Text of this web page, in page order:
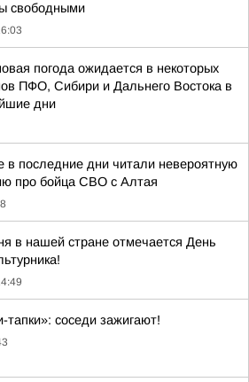
свободными
погода ожидается в некоторых
ПФО, Сибири и Дальнего Востока в
дни
в последние дни читали невероятную
про бойца СВО с Алтая
в нашей стране отмечается День
тапки»: соседи зажигают!